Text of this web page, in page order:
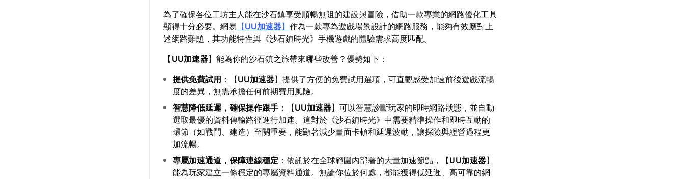
為了確保各位工坊主人能在沙石鎮享受順暢無阻的建設與冒險，借助一款專業的網路優化工具
顯得十分必要。網易 【UU加速器】作為一款專為遊戲場景設計的網路服務，能夠有效應對上
述網路難題，其功能特性與《沙石鎮時光》手機遊戲的體驗需求高度匹配。
【UU加速器】能為你的沙石鎮之旅帶來哪些改善？優勢如下：
提供免費試用 ：【UU加速器】提供了方便的免費試用選項，可直觀感受加速前後遊戲流暢
度的差異，無需承擔任何前期費用風險。
智慧降低延遲，確保操作跟手 ：【UU加速器】可以智慧診斷玩家的即時網路狀態，並自動
選取最優的資料傳輸路徑進行加速。這對於《沙石鎮時光》中需要精準操作和即時互動的
環節（如戰鬥、建造）至關重要，能顯著減少畫面卡頓和延遲波動，讓探險與經營過程更
加流暢。
專屬加速通道，保障連線穩定 ：依託於在全球範圍內部署的大量加速節點，【UU加速器】
能為玩家建立一條穩定的專屬資料通道。無論你位於何處，都能獲得低延遲、高可靠的網